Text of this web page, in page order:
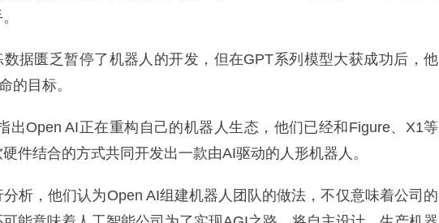
据匮乏暂停了机器人的开发，但在GPT系列模型大获成功后，他
的目标。
出Open AI正在重构自己的机器人生态，他们已经和Figure、X1等
件结合的方式共同开发出一款由AI驱动的人形机器人。
析，他们认为Open AI组建机器人团队的做法，不仅意味着公司的